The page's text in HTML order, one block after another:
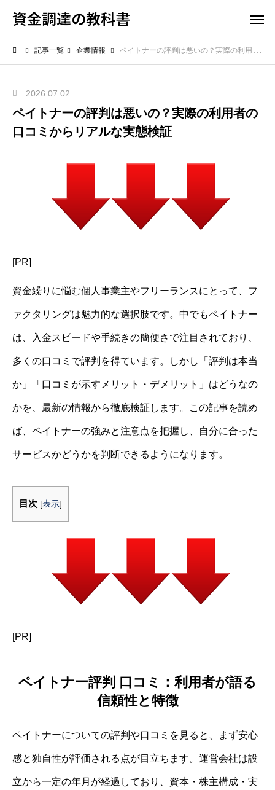
資金調達の教科書
記事一覧 企業情報 ペイトナーの評判は悪いの？実際の利用者の口コミからリアルな実態検証
2026.07.02
ペイトナーの評判は悪いの？実際の利用者の
口コミからリアルな実態検証
[PR]
資金繰りに悩む個人事業主やフリーランスにとって、フ
ァクタリングは魅力的な選択肢です。中でもペイトナー
は、入金スピードや手続きの簡便さで注目されており、
多くの口コミで評判を得ています。しかし「評判は本当
か」「口コミが示すメリット・デメリット」はどうなの
かを、最新の情報から徹底検証します。この記事を読め
ば、ペイトナーの強みと注意点を把握し、自分に合った
サービスかどうかを判断できるようになります。
目次 [表示]
[PR]
ペイトナー評判 口コミ：利用者が語る
信頼性と特徴
ペイトナーについての評判や口コミを見ると、まず安心
感と独自性が評価される点が目立ちます。運営会社は設
立から一定の年月が経過しており、資本・株主構成・実